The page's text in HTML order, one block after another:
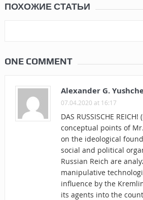
ПОХОЖИЕ СТАТЬИ
ONE COMMENT
Alexander G.
07.04.2020 at 16:17
DAS RUSSISCHE
conceptual points of
on the ideological
social and political
Russian Reich are
manipulative
influence by the
its agents into the